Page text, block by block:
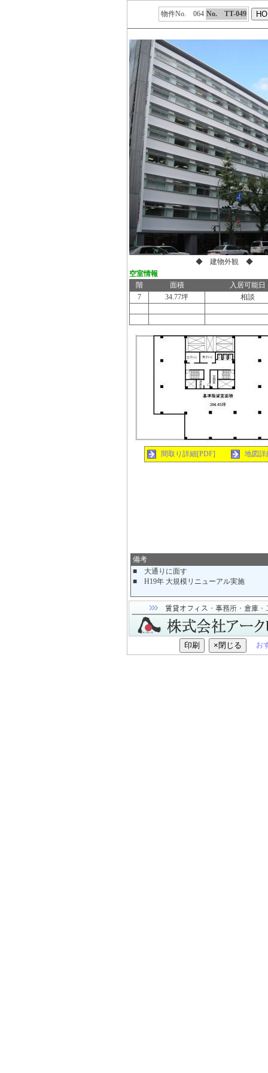
物件No. 064 No. TT-049
◆ 建物外観 ◆
空室情報
階
面積
入居可能日
7
34.77坪 相談
間取り詳細[PDF] 地図詳
備考
■ 大通りに面す
■ H19年 大規模リニューアル実施
お